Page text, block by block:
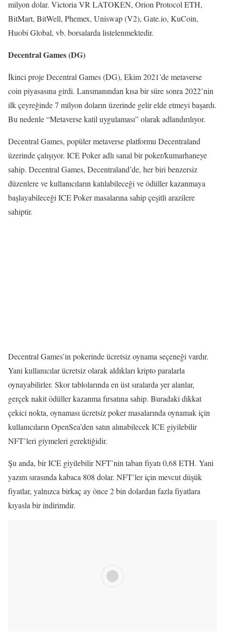
milyon dolar. Victoria VR LATOKEN, Orion Protocol ETH,
BitMart, BitWell, Phemex, Uniswap (V2), Gate.io, KuCoin,
Huobi Global, vb. borsalarda listelenmektedir.
Decentral Games (DG)
İkinci proje Decentral Games (DG), Ekim 2021’de metaverse
coin piyasasına girdi. Lansmanından kısa bir süre sonra 2022’nin
ilk çeyreğinde 7 milyon doların üzerinde gelir elde etmeyi başardı.
Bu nedenle “Metaverse katil uygulaması” olarak adlandırılıyor.
Decentral Games, popüler metaverse platformu Decentraland
üzerinde çalışıyor. ICE Poker adlı sanal bir poker/kumarhaneye
sahip. Decentral Games, Decentraland’de, her biri benzersiz
düzenlere ve kullanıcıların katılabileceği ve ödüller kazanmaya
başlayabileceği ICE Poker masalarına sahip çeşitli arazilere
sahiptir.
Decentral Games’in pokerinde ücretsiz oynama seçeneği vardır.
Yani kullanıcılar ücretsiz olarak aldıkları kripto paralarla
oynayabilirler. Skor tablolarında en üst sıralarda yer alanlar,
gerçek nakit ödüller kazanma fırsatına sahip. Buradaki dikkat
çekici nokta, oynaması ücretsiz poker masalarında oynamak için
kullanıcıların OpenSea’den satın alınabilecek ICE giyilebilir
NFT’leri giymeleri gerektiğidir.
Şu anda, bir ICE giyilebilir NFT’nin taban fiyatı 0,68 ETH. Yani
yazım sırasında kabaca 808 dolar. NFT’ler için mevcut düşük
fiyatlar, yalnızca birkaç ay önce 2 bin dolardan fazla fiyatlara
kıyasla bir indirimdir.